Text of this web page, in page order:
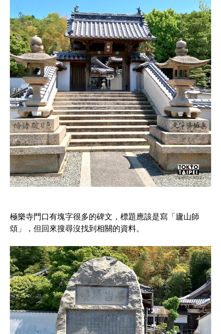
極樂寺門口有塊字很多的碑文，標題應該是寫「廬山師
頌」，但回來搜尋沒找到相關的資料。